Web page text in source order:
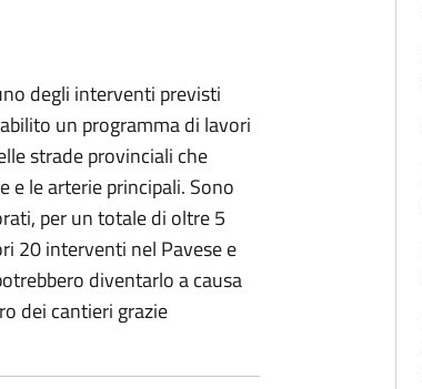
degli interventi previsti
un programma di lavori
strade provinciali che
e le arterie principali. Sono
per un totale di oltre 5
20 interventi nel Pavese e
diventarlo a causa
dei cantieri grazie